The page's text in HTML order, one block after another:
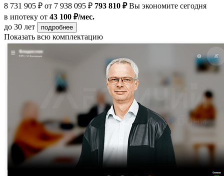
8 731 905 ₽ от 7 938 095 ₽ 793 810 ₽Вы экономите сегодня
в ипотеку от 43 100 ₽/мес.
до 30 лет
подробнее
Показать всю комплектацию